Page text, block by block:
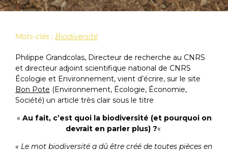
Mots-clés : Biodiversité
Philippe Grandcolas, Directeur de recherche au CNRS
et directeur adjoint scientifique national de CNRS
Écologie et Environnement, vient d’écrire, sur le site
Bon Pote (Environnement, Écologie, Économie,
Société) un article très clair sous le titre
« Au fait, c’est quoi la biodiversité (et pourquoi on
devrait en parler plus) ?«
« Le mot biodiversité a dû être créé de toutes pièces en